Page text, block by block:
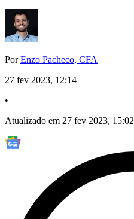
PorEnzo Pacheco, CFA
27 fev 2023, 12:14
•
Atualizado em 27 fev 2023, 15:02